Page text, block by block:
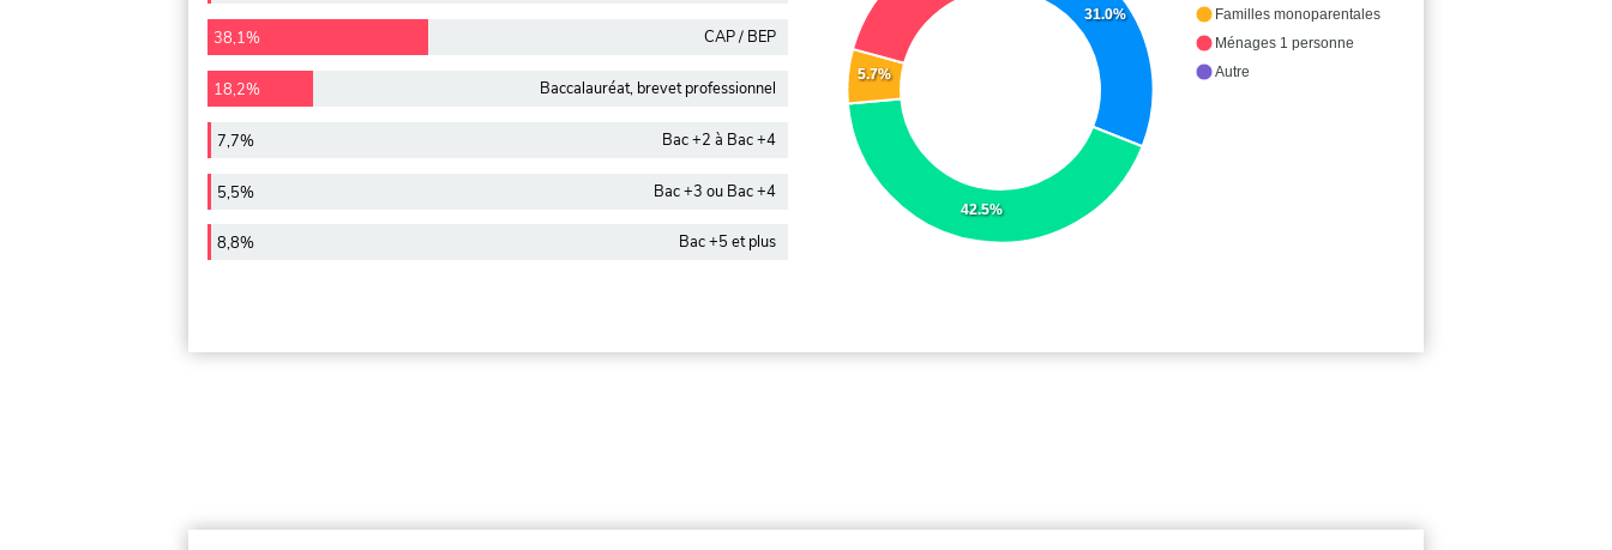
38,1% CAP / BEP
18,2% Baccalauréat, brevet professionnel
7,7% Bac +2 à Bac +4
5,5% Bac +3 ou Bac +4
8,8% Bac +5 et plus
31.0%
42.5%
5.7%
Familles monoparentales
Ménages 1 personne
Autre